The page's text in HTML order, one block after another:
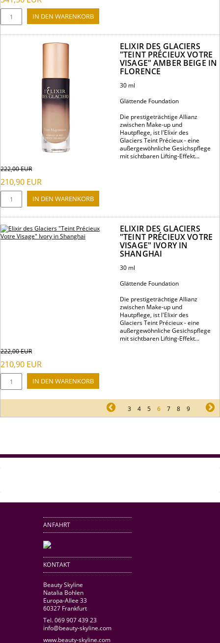
ELIXIR DES GLACIERS
"TEINT PRÉCIEUX VOTRE
VISAGE" AMBER BEIGE IN
FLORENCE
30 ml
Glättende Foundation
Die prestigeträchtige Allianz
zwischen Make-up und
Hautpflege, ist l'Elixir des
Glaciers Teint Précieux - eine
außergewöhnliche Gesichspflege
mit sichtbaren Lifting-Effekt...
222,00EUR
210,90 EUR
ELIXIR DES GLACIERS
"TEINT PRÉCIEUX VOTRE
VISAGE" IVORY IN
SHANGHAI
30 ml
Glättende Foundation
Die prestigeträchtige Allianz
zwischen Make-up und
Hautpflege, ist l'Elixir des
Glaciers Teint Précieux - eine
außergewöhnliche Gesichspflege
mit sichtbaren Lifting-Effekt...
222,00EUR
210,90 EUR
pr 3 4 5 6 7 8 9
ANFAHRT
KONTAKT
Beauty Skyline
Natalia Bohlen
Europa-Allee 33
60327 Frankfurt
Tel. 069 907 439 23
info@beauty-skyline.com
www.beauty-skyline.com